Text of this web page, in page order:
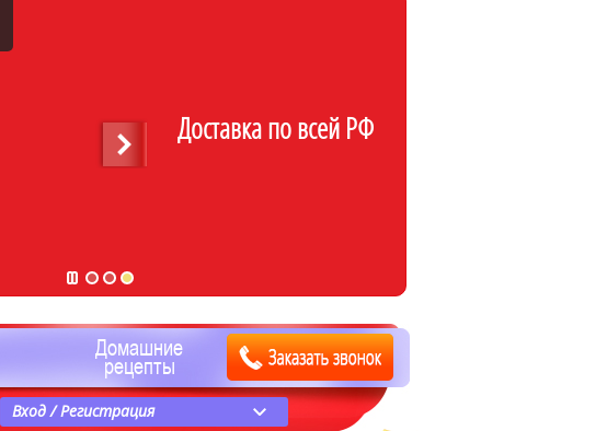
Доставка по всей РФ
Вход / Регистрация
Домашние
рецепты